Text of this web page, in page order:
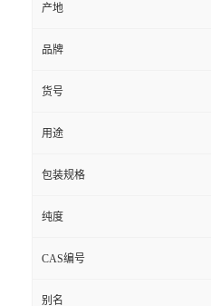
产地
品牌
货号
用途
包装规格
纯度
CAS编号
别名